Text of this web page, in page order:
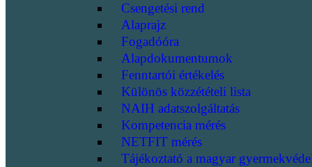
Csengetési rend
Alaprajz
Fogadóóra
Alapdokumentumok
Fenntartói értékelés
Különös közzétételi lista
NAIH adatszolgáltatás
Kompetencia mérés
NETFIT mérés
Tájékoztató a magyar